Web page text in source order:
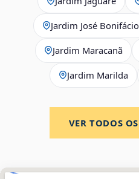
Jardim José Bonifácio
Jardim Maracanã
Jardim Marilda
VER TODOS OS